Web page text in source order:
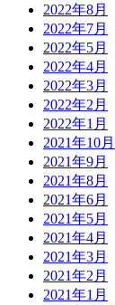
2022年8月
2022年7月
2022年5月
2022年4月
2022年3月
2022年2月
2022年1月
2021年10月
2021年9月
2021年8月
2021年6月
2021年5月
2021年4月
2021年3月
2021年2月
2021年1月